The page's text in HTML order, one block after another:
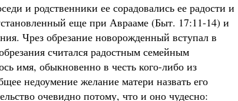
и родственники ее сорадовались ее радости и
еще при Аврааме (Быт. 17:11-14) и
Чрез обрезание новорожденный вступал в
считался радостным семейным
имя, обыкновенно в честь кого-либо из
недоумение желание матери назвать его
очевидно потому, что и оно чудесно: